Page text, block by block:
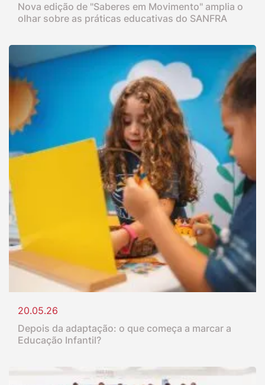
Nova edição de "Saberes em Movimento" amplia o
olhar sobre as práticas educativas do SANFRA
20.05.26
Depois da adaptação: o que começa a marcar a
Educação Infantil?